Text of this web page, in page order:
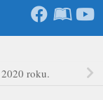
roku.